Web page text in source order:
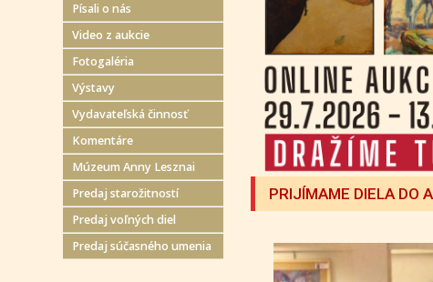
Písali o nás
Video z aukcie
Fotogaléria
Výstavy
Vydavateľská činnosť
Komentáre
Múzeum Anny Lesznai
Predaj starožitností
Predaj voľných diel
Predaj súčasného umenia
PRIJÍMAME DIELA DO